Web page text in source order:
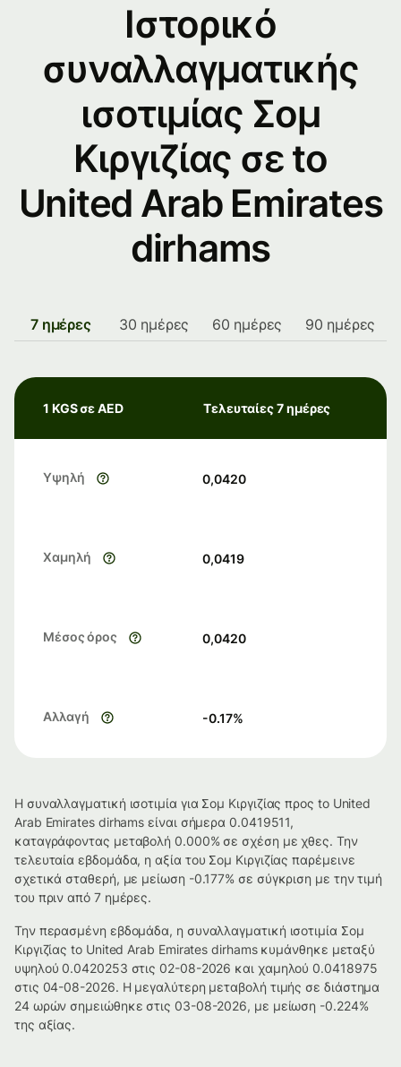
Ιστορικό
συναλλαγματικής
ισοτιμίας Σομ
Κιργιζίας σε to
United Arab Emirates
dirhams
7 ημέρες 30 ημέρες 60 ημέρες 90 ημέρες
1 KGS σε AED Τελευταίες 7 ημέρες
Υψηλή 0,0420
Χαμηλή 0,0419
Μέσος όρος 0,0420
Αλλαγή -0.17%
Η συναλλαγματική ισοτιμία για Σομ Κιργιζίας προς to United
Arab Emirates dirhams είναι σήμερα 0.0419511,
καταγράφοντας μεταβολή 0.000% σε σχέση με χθες. Την
τελευταία εβδομάδα, η αξία του Σομ Κιργιζίας παρέμεινε
σχετικά σταθερή, με μείωση -0.177% σε σύγκριση με την τιμή
του πριν από 7 ημέρες.
Την περασμένη εβδομάδα, η συναλλαγματική ισοτιμία Σομ
Κιργιζίας to United Arab Emirates dirhams κυμάνθηκε μεταξύ
υψηλού 0.0420253 στις 02-08-2026 και χαμηλού 0.0418975
στις 04-08-2026. Η μεγαλύτερη μεταβολή τιμής σε διάστημα
24 ωρών σημειώθηκε στις 03-08-2026, με μείωση -0.224%
της αξίας.